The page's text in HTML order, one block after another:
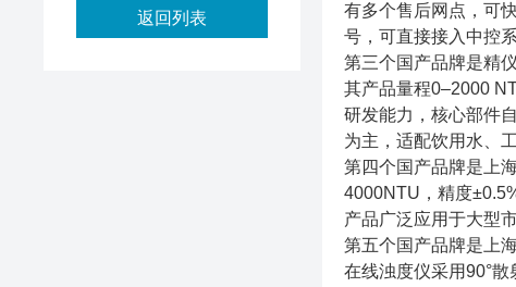
有多个售后网点，可
号，可直接接入中控
第三个国产品牌是精
其产品量程0–2000
研发能力，核心部件
为主，适配饮用水、
第四个国产品牌是上
4000NTU，精度
产品广泛应用于大型
第五个国产品牌是上
在线浊度仪采用90°
返回列表